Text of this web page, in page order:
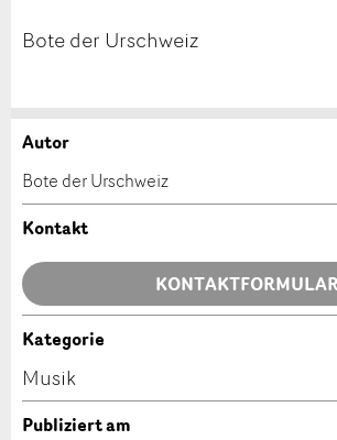
Bote der Urschweiz
Anzeige beanstanden
Ihr Feedback wird sehr geschätzt!
Allgemeines Feedback
Anzeige nicht mehr gültig
Anzeige unvollständig
Anzeige
Empfehlen Sie diese Anzeige an
Autor
Bote der Urschweiz
Kontakt
Kontakt
Verfassen Sie eine Nachricht für die
Kategorie
Musik
Publiziert am